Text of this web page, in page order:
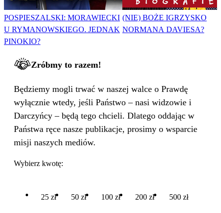
POSPIESZALSKI: MORAWIECKI
U RYMANOWSKIEGO. JEDNAK
PINOKIO?
(NIE) BOŻE IGRZYSKO
NORMANA DAVIESA?
Zróbmy to razem!
Będziemy mogli trwać w naszej walce o Prawdę
wyłącznie wtedy, jeśli Państwo – nasi widzowie i
Darczyńcy – będą tego chcieli. Dlatego oddając w
Państwa ręce nasze publikacje, prosimy o wsparcie
misji naszych mediów.
Wybierz kwotę:
25 zł 50 zł 100 zł 200 zł 500 zł